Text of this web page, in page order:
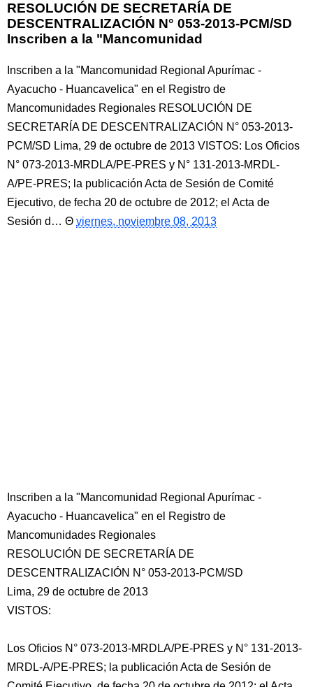
RESOLUCIÓN DE SECRETARÍA DE
DESCENTRALIZACIÓN N° 053-2013-PCM/SD
Inscriben a la "Mancomunidad
Inscriben a la "Mancomunidad Regional Apurímac -
Ayacucho - Huancavelica" en el Registro de
Mancomunidades Regionales RESOLUCIÓN DE
SECRETARÍA DE DESCENTRALIZACIÓN N° 053-2013-
PCM/SD Lima, 29 de octubre de 2013 VISTOS: Los Oficios
N° 073-2013-MRDLA/PE-PRES y N° 131-2013-MRDL-
A/PE-PRES; la publicación Acta de Sesión de Comité
Ejecutivo, de fecha 20 de octubre de 2012; el Acta de
Sesión d…
viernes, noviembre 08, 2013
Inscriben a la "Mancomunidad Regional Apurímac -
Ayacucho - Huancavelica" en el Registro de
Mancomunidades Regionales
RESOLUCIÓN DE SECRETARÍA DE
DESCENTRALIZACIÓN N° 053-2013-PCM/SD
Lima, 29 de octubre de 2013
VISTOS:
Los Oficios N° 073-2013-MRDLA/PE-PRES y N° 131-2013-
MRDL-A/PE-PRES; la publicación Acta de Sesión de